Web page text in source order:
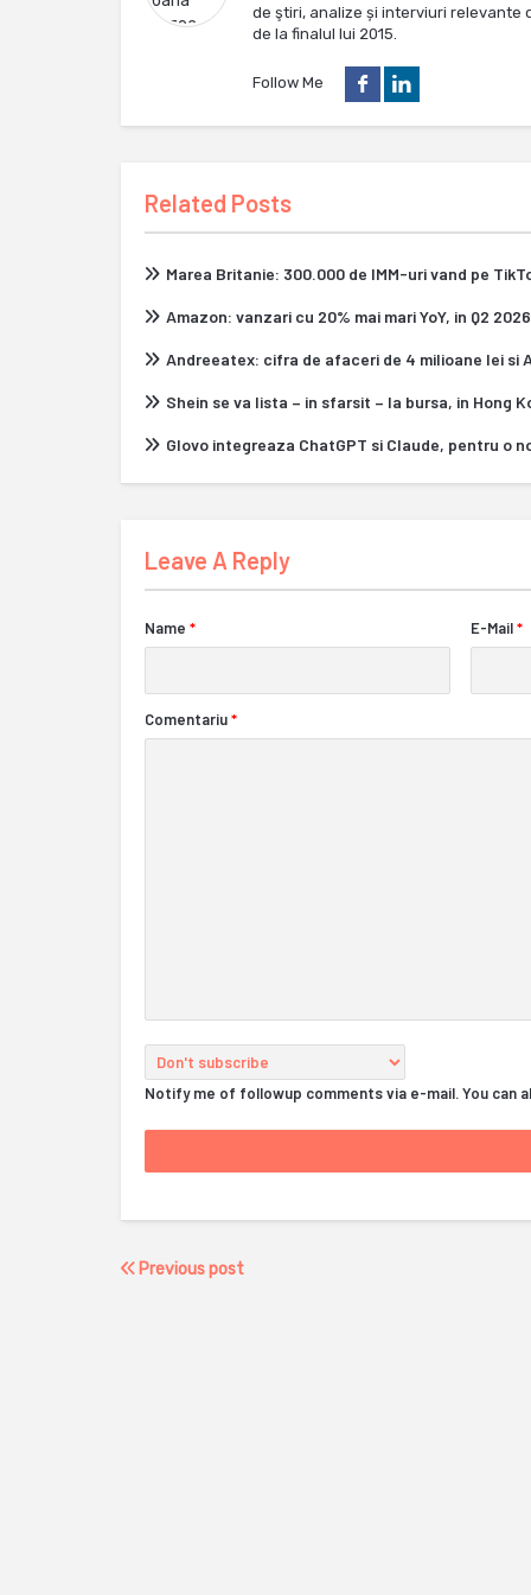
de ştiri, analize și interviuri relevante
de la finalul lui 2015.
Follow Me
Related Posts
Marea Britanie: 300.000 de IMM-uri vand pe
Amazon: vanzari cu 20% mai mari YoY, in Q2
Andreeatex: cifra de afaceri de 4 milioane lei si
Shein se va lista – in sfarsit – la bursa, in Hong
Glovo integreaza ChatGPT si Claude, pentru o
Leave A Reply
Name * E-Mail *
Comentariu*
Notify me of followup comments via e-mail. You can
Previous post